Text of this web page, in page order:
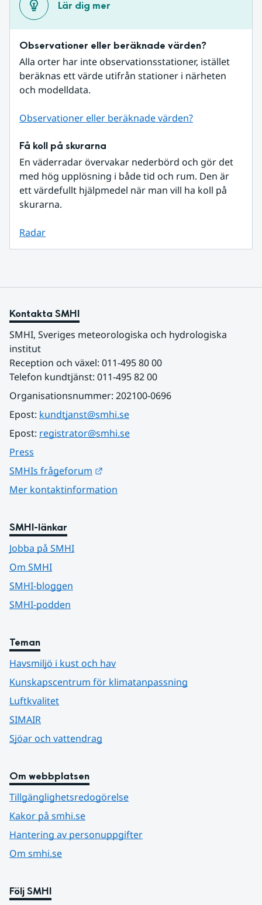
Lär dig mer
Observationer eller beräknade värden?
Alla orter har inte observationsstationer, istället
beräknas ett värde utifrån stationer i närheten
och modelldata.
Observationer eller beräknade värden?
Få koll på skurarna
En väderradar övervakar nederbörd och gör det
med hög upplösning i både tid och rum. Den är
ett värdefullt hjälpmedel när man vill ha koll på
skurarna.
Radar
Kontakta SMHI
SMHI, Sveriges meteorologiska och hydrologiska
institut
Reception och växel: 011-495 80 00
Telefon kundtjänst: 011-495 82 00
Organisationsnummer: 202100-0696
Epost: kundtjanst@smhi.se
Epost: registrator@smhi.se
Press
SMHIs frågeforum
Mer kontaktinformation
SMHI-länkar
Jobba på SMHI
Om SMHI
SMHI-bloggen
SMHI-podden
Teman
Havsmiljö i kust och hav
Kunskapscentrum för klimatanpassning
Luftkvalitet
SIMAIR
Sjöar och vattendrag
Om webbplatsen
Tillgänglighetsredogörelse
Kakor på smhi.se
Hantering av personuppgifter
Om smhi.se
Följ SMHI